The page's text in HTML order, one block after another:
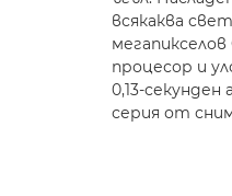
всякаква
процесор и
0,13-
серия от